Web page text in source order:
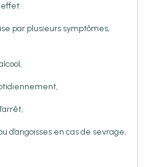
par plusieurs symptômes,
d’angoisses en cas de sevrage,